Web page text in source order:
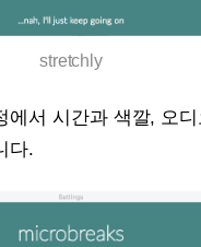
stretchly
에서 시간과 색깔, 오
다.